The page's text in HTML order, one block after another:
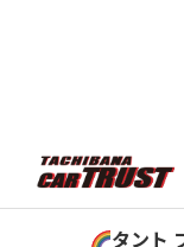
タント